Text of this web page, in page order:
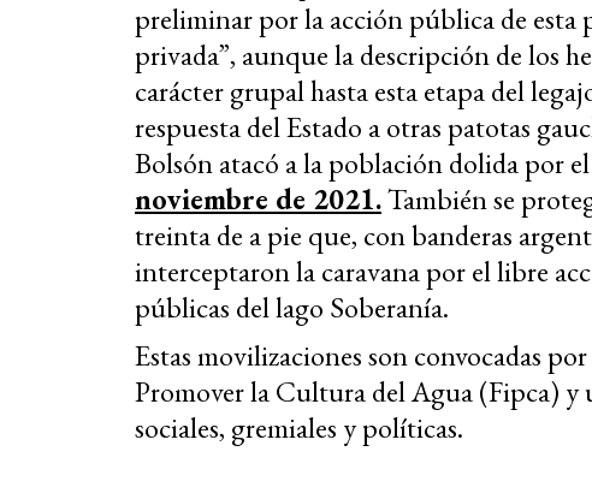
preliminar por la acción pública de esta
privada”, aunque la descripción de los
carácter grupal hasta esta etapa del
respuesta del Estado a otras patotas
Bolsón atacó a la población dolida por
noviembre de 2021.También se
treinta de a pie que, con banderas
interceptaron la caravana por el libre
públicas del lago Soberanía.
Estas movilizaciones son convocadas
Promover la Cultura del Agua (Fipca) y
sociales, gremiales y políticas.